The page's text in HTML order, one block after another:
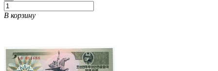
В корзину